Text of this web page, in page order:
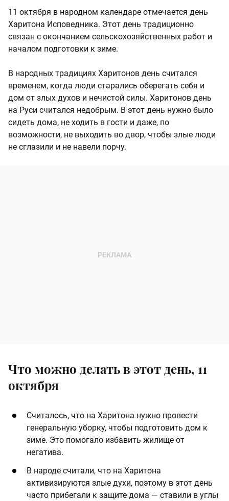
11 октября в народном календаре отмечается день
Харитона Исповедника. Этот день традиционно
связан с окончанием сельскохозяйственных работ и
началом подготовки к зиме.
В народных традициях Харитонов день считался
временем, когда люди старались оберегать себя и
дом от злых духов и нечистой силы. Харитонов день
на Руси считался недобрым. В этот день нужно было
сидеть дома, не ходить в гости и даже, по
возможности, не выходить во двор, чтобы злые люди
не сглазили и не навели порчу.
Что можно делать в этот день, 11
октября
Считалось, что на Харитона нужно провести
генеральную уборку, чтобы подготовить дом к
зиме. Это помогало избавить жилище от
негатива.
В народе считали, что на Харитона
активизируются злые духи, поэтому в этот день
часто прибегали к защите дома — ставили в углы